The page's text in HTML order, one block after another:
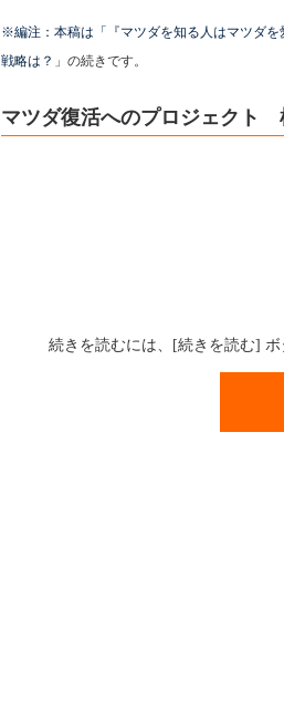
※編注：本稿は「『マツダを知る人はマツダ
戦略は？ 」の続きです。
マツダ復活へのプロジェクト
続きを読むには、[続きを読む] ボ